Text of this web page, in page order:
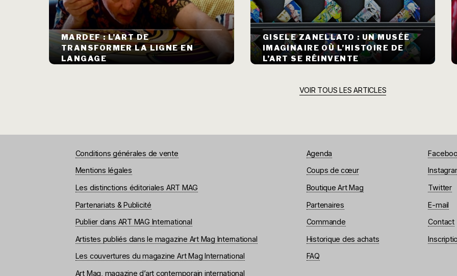
MARDEF : L’ART DE
TRANSFORMER LA LIGNE EN
LANGAGE
GISELE ZANELLATO : UN MUSÉE
IMAGINAIRE OÙ L’HISTOIRE DE
L’ART SE RÉINVENTE
VOIR TOUS LES ARTICLES
Conditions générales de vente
Mentions légales
Les distinctions éditoriales ART MAG
Partenariats & Publicité
Publier dans ART MAG International
Artistes publiés dans le magazine Art Mag International
Les couvertures du magazine Art Mag International
Art Mag, magazine d’art contemporain international
Agenda
Coups de cœur
Boutique Art Mag
Partenaires
Commande
Historique des achats
FAQ
Twitter
E-mail
Contact